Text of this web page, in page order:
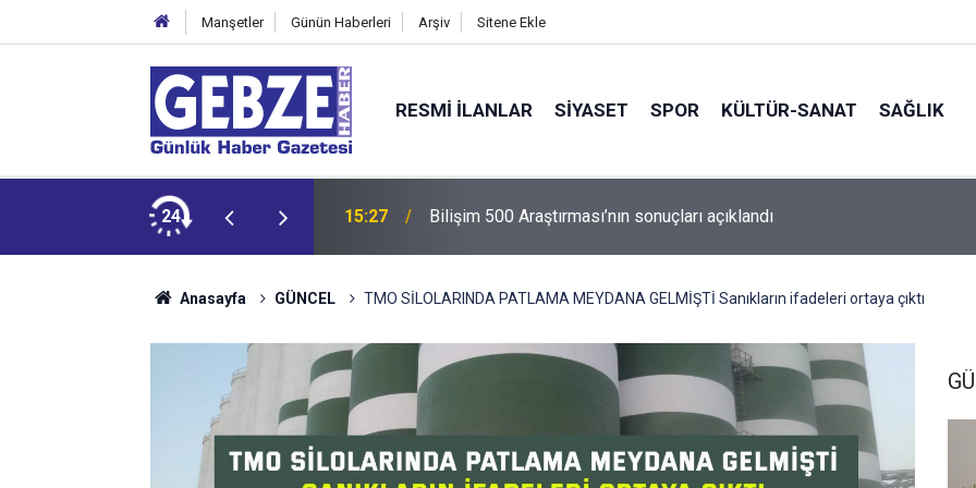
Manşetler Günün Haberleri Arşiv Sitene Ekle
RESMI İLANLAR SİYASET SPOR KÜLTÜR-SANAT SAĞLIK
24 15:27 Bilişim 500 Araştırması’nın sonuçları açıklandı
Anasayfa GÜNCEL TMO SİLOLARINDA PATLAMA MEYDANA GELMİŞTİ Sanıkların ifadeleri ortaya çıktı